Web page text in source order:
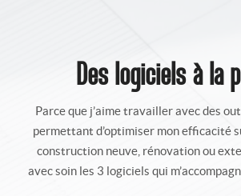
Des logiciels à la
Parce que j’aime travailler avec des
permettant d’optimiser mon efficacité
construction neuve, rénovation ou
avec soin les 3 logiciels qui